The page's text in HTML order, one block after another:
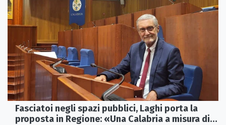
Fasciatoi negli spazi pubblici, Laghi porta la
proposta in Regione: «Una Calabria a misura di